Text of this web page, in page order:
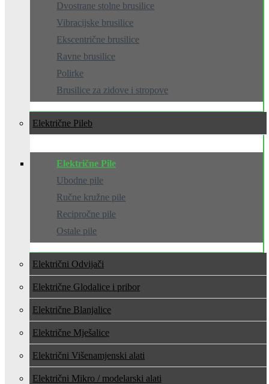
Dvostrane stolne brusilice
Vibracijske brusilice
Ekscentrične brusilice
Ravne brusilice
Polirke
Brusilice za zidove i stropove
Električne Pile
Električne Pile
Ubodne pile
Ručne kružne pile
Recipročne pile
Ostale pile
Električni Odvijači
Električne Glodalice i pribor
Električne Blanjalice
Električne Mješalice
Električni Višenamjenski alati
Električni Mikro / modelarski alati